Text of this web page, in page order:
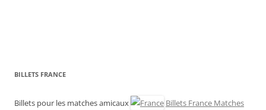
BILLETS FRANCE
Billets pour les matches amicaux
Billets France Matches